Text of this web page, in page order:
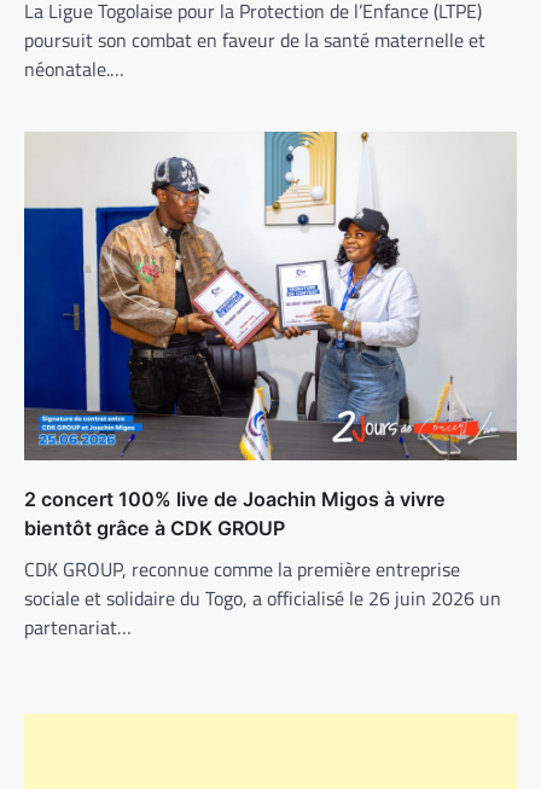
La Ligue Togolaise pour la Protection de l’Enfance (LTPE)
poursuit son combat en faveur de la santé maternelle et
néonatale.…
2 concert 100% live de Joachin Migos à vivre
bientôt grâce à CDK GROUP
CDK GROUP, reconnue comme la première entreprise
sociale et solidaire du Togo, a officialisé le 26 juin 2026 un
partenariat…